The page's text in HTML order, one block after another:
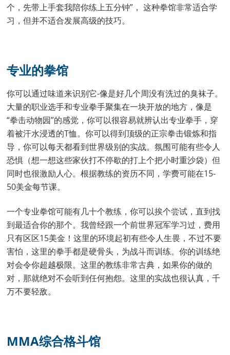
个，先带上手套我陪你练上五分钟”， 这种拳馆非常适合学
习，但并不适合发展高级的技巧。
专业的拳馆
你可以通过味道来识别它-像是好几个周没有洗过的臭袜子。
大量的职业选手和专业拳手聚集在一块开放的地方，像是
“拳击动物园”的感觉，你可以很容易就辨认出专业拳手，穿
着被汗水浸透的T恤。你可以得到顶级的正宗拳击锻炼和指
导，你可以每天都看到世界级别的实战。氛围可能有些令人
恐惧（想一想这些家伙打不停歇的打上个把小时重沙袋）但
同时也很激励人心。根据教练的资历不同，学费可能在15-
50美金每节课。
一个专业拳馆可能有几十个教练，你可以挨个尝试，直到找
到最适合你的那个。我曾经跟一个前世界冠军学习过，费用
只有区区15美金！这里的环境起初有些令人生畏，不过不要
害怕，这里的拳手都是硬骨头，为战斗而训练。你的训练绝
对会令你超越极限。这里的教练非常古典，如果你的做的
对，那就绝对不会听到任何抱怨。这里的实战也很认真，千
万不要轻敌。
MMA综合格斗馆